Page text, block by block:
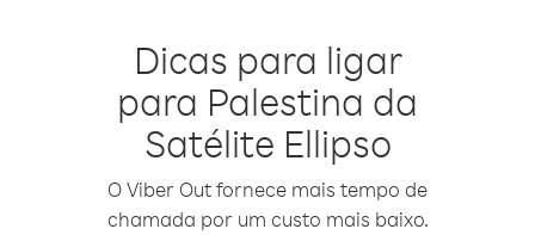
Dicas para ligar
para Palestina da
Satélite Ellipso
O Viber Out fornece mais tempo de
chamada por um custo mais baixo.